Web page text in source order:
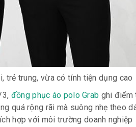
trẻ trung, vừa có tính tiện dụng cao
3, đồng phục áo polo Grab ghi điểm
quá rộng rãi mà suông nhẹ theo
hợp với môi trường doanh nghiệp